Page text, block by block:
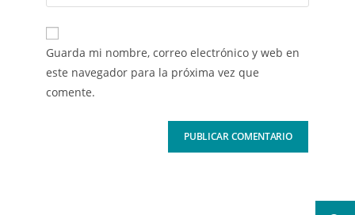
Guarda mi nombre, correo electrónico y web en
este navegador para la próxima vez que
comente.